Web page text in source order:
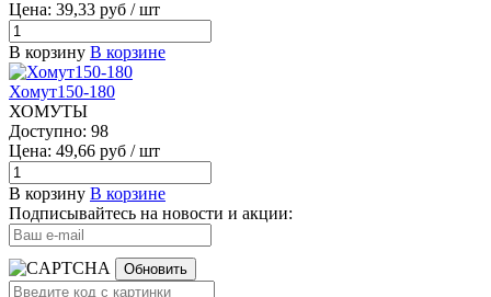
Цена: 39,33 руб / шт
В корзину В корзине
Хомут150-180
ХОМУТЫ
Доступно: 98
Цена: 49,66 руб / шт
В корзину В корзине
Подписывайтесь на новости и акции:
Обновить